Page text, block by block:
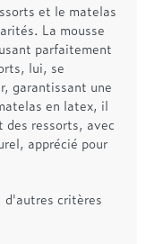
et le matelas
La mousse
parfaitement
lui, se
garantissant une
en latex, il
des ressorts, avec
apprécié pour
d'autres critères